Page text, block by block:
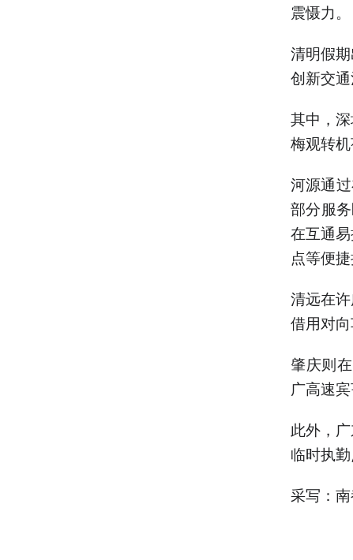
震慑力。
清明假
创新交
其中，
梅观转
河源通
部分服
在互通
点等便
清远在
借用对向
肇庆则
广高速
此外，
临时执
采写：